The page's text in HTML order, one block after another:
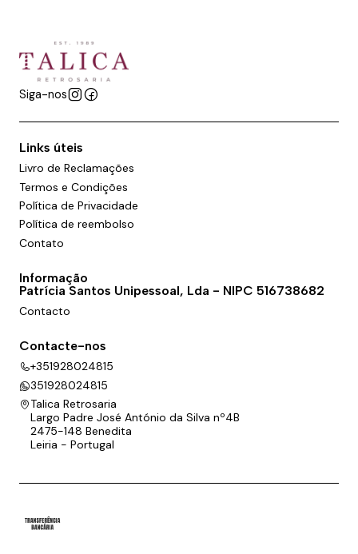
Siga-nos
Links úteis
Livro de Reclamações
Termos e Condições
Política de Privacidade
Política de reembolso
Contato
Informação
Patrícia Santos Unipessoal, Lda - NIPC 516738682
Contacto
Contacte-nos
+351928024815
351928024815
Talica Retrosaria
Largo Padre José António da Silva nº4B
2475-148 Benedita
Leiria - Portugal